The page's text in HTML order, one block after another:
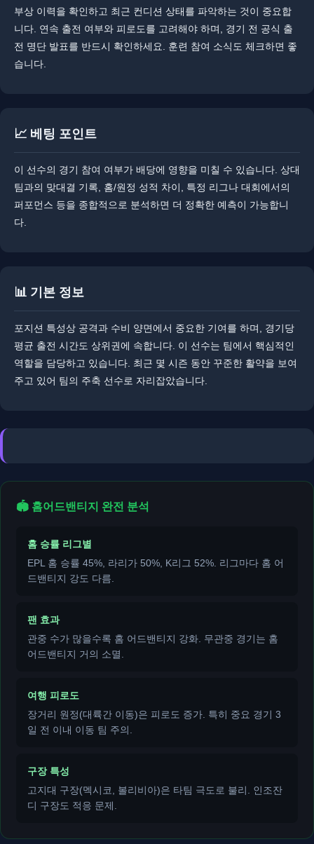
부상 이력을 확인하고 최근 컨디션 상태를 파악하는 것이 중요합
니다. ​​연속 출전 여부와 피로도를 고려해야 하며, 경기 전 공식 출
전 명단 발표를 반드시 확인하세요. 훈련 참여 소식도 체크하면 좋
습니다.
📈 베팅 포인트
이 선수의 경기 참여 여부가 배당에 영향을 미칠 수 있습니다. ​​상대
팀과의 맞대결 기록, 홈/원정 성적 차이, 특정 리그나 대회에서의
퍼포먼스 등을 종합적으로 분석하면 더 정확한 예측이 가능합니
다.
📊 기본 정보
포지션 특성상 공격과 수비 양면에서 중요한 기여를 하며, 경기당
평균 출전 시간도 상위권에 속합니다. 이 선수는 팀에서 핵심적인
역할을 담당하고 있습니다. ​최근 몇 시즌 동안 꾸준한 활약을 보여
주고 있어 팀의 주축 선수로 자리잡았습니다.
🏟️ 홈어드밴티지 완전 분석
홈 승률 리그별
EPL 홈 승률 45%, 라리가 50%, K리그 52%. 리그마다 홈 어
드밴티지 강도 다름.
팬 효과
관중 수가 많을수록 홈 어드밴티지 강화. 무관중 경기는 홈
어드밴티지 거의 소멸.
여행 피로도
장거리 원정(대륙간 이동)은 피로도 증가. 특히 중요 경기 3
일 전 이내 이동 팀 주의.
구장 특성
고지대 구장(멕시코, 볼리비아)은 타팀 극도로 불리. 인조잔
디 구장도 적응 문제.